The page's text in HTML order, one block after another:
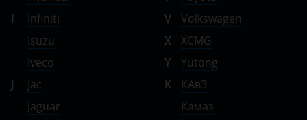
I
Infiniti
Isuzu
Iveco
J
Jac
Jaguar
V
Volkswagen
X
XCMG
Y
Yutong
К
КАвЗ
Камаз